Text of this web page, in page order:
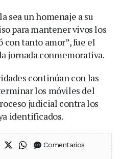
sea un homenaje a su
para mantener vivos los
con tanto amor”, fue el
jornada conmemorativa.
continúan con las
los móviles del
judicial contra los
identificados.
en Facebook
Compartir en X (Twitter)
Compartir en WhatsApp
Comentarios